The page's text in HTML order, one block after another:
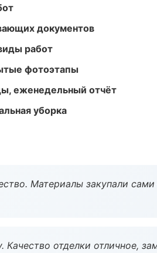
документов
работ
фотоэтапы
еженедельный отчёт
уборка
Материалы закупали
Качество отделки отличное,